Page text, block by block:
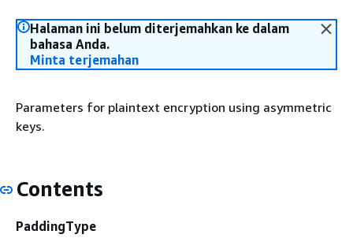
Halaman ini belum diterjemahkan ke dalam
bahasa Anda.
Minta terjemahan
Parameters for plaintext encryption using asymmetric
keys.
Contents
PaddingType